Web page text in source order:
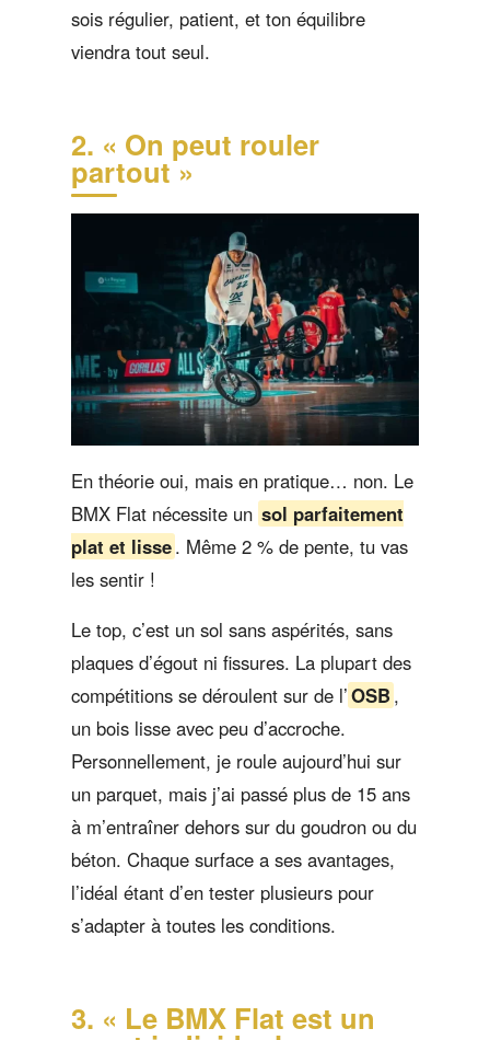
sois régulier, patient, et ton équilibre
viendra tout seul.
2. « On peut rouler
partout »
En théorie oui, mais en pratique… non. Le
BMX Flat nécessite un sol parfaitement
plat et lisse. Même 2 % de pente, tu vas
les sentir !
Le top, c’est un sol sans aspérités, sans
plaques d’égout ni fissures. La plupart des
compétitions se déroulent sur de l’OSB ,
un bois lisse avec peu d’accroche.
Personnellement, je roule aujourd’hui sur
un parquet, mais j’ai passé plus de 15 ans
à m’entraîner dehors sur du goudron ou du
béton. Chaque surface a ses avantages,
l’idéal étant d’en tester plusieurs pour
s’adapter à toutes les conditions.
3. « Le BMX Flat est un